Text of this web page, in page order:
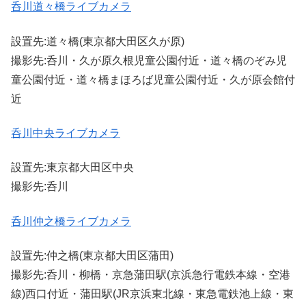
呑川道々橋ライブカメラ
設置先:道々橋(東京都大田区久が原)
撮影先:呑川・久が原久根児童公園付近・道々橋のぞみ児
童公園付近・道々橋まほろば児童公園付近・久が原会館付
近
呑川中央ライブカメラ
設置先:東京都大田区中央
撮影先:呑川
呑川仲之橋ライブカメラ
設置先:仲之橋(東京都大田区蒲田)
撮影先:呑川・柳橋・京急蒲田駅(京浜急行電鉄本線・空港
線)西口付近・蒲田駅(JR京浜東北線・東急電鉄池上線・東